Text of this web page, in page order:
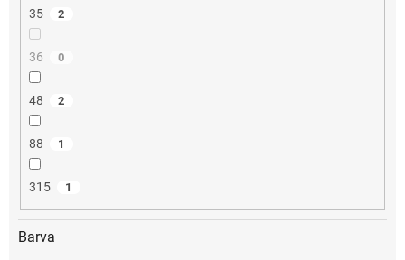
35 2
36 0
48 2
88 1
315 1
Barva